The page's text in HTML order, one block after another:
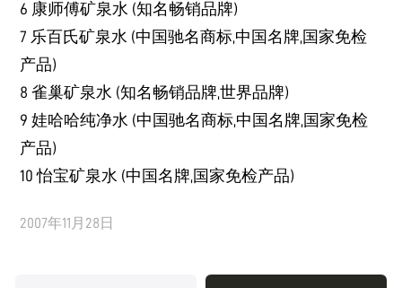
6 康师傅矿泉水 (知名畅销品牌)
7 乐百氏矿泉水 (中国驰名商标,中国名牌,国家免检
产品)
8 雀巢矿泉水 (知名畅销品牌,世界品牌)
9 娃哈哈纯净水 (中国驰名商标,中国名牌,国家免检
产品)
10 怡宝矿泉水 (中国名牌,国家免检产品)
2007年11月28日